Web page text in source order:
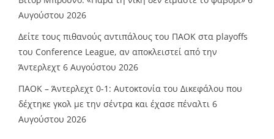
Αυγούστου 2026
Δείτε τους πιθανούς αντιπάλους του ΠΑΟΚ στα playoffs
του Conference League, αν αποκλειστεί από την
Άντερλεχτ 6 Αυγούστου 2026
ΠΑΟΚ – Άντερλεχτ 0-1: Αυτοκτονία του Δικεφάλου που
δέχτηκε γκολ με την σέντρα και έχασε πέναλτι 6
Αυγούστου 2026